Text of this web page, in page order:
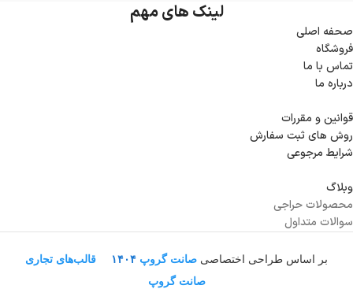
لینک های مهم
صحفه اصلی
فروشگاه
تماس با ما
درباره ما
قوانین و مقررات
روش های ثبت سفارش
شرایط مرجوعی
وبلاگ
محصولات حراجی
سوالات متداول
بر اساس طراحی اختصاصی صانت گروپ ۱۴۰۴
قالب‌های تجاری
صانت گروپ